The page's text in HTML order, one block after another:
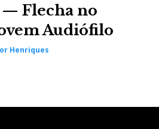
Flecha no
Audiófilo
Henriques